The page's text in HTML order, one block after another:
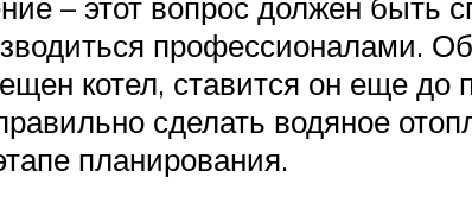
профессионалами.
котел, ставится он еще
сделать водяное
планирования.